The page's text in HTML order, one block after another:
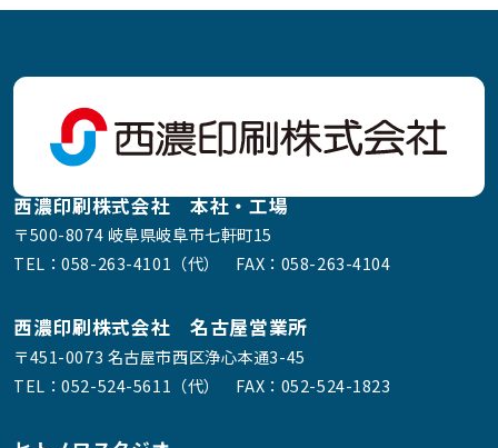
西濃印刷株式会社 本社・工場
〒500-8074 岐阜県岐阜市七軒町15
TEL：058-263-4101（代） FAX：058-263-4104
西濃印刷株式会社 名古屋営業所
〒451-0073 名古屋市西区浄心本通3-45
TEL：052-524-5611（代） FAX：052-524-1823